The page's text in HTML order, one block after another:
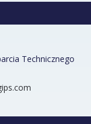
Technicznego